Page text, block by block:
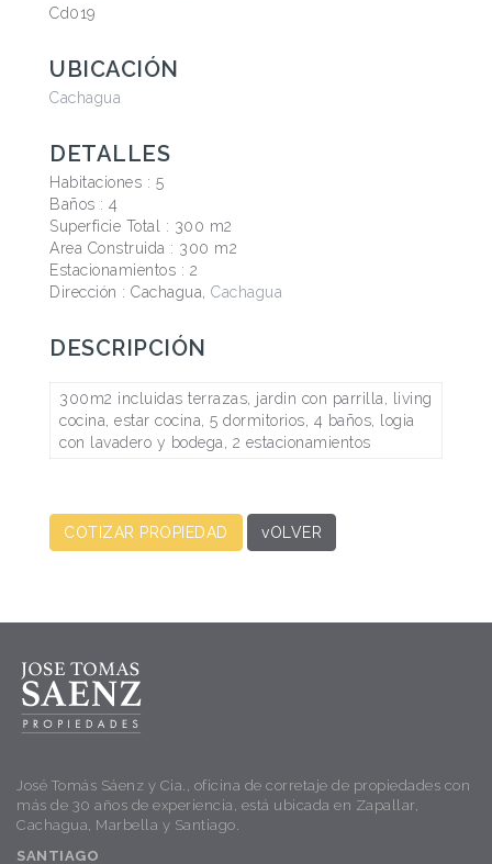
Cd019
UBICACIÓN
Cachagua
DETALLES
Habitaciones : 5
Baños : 4
Superficie Total : 300 m2
Area Construida : 300 m2
Estacionamientos : 2
Dirección : Cachagua, Cachagua
DESCRIPCIÓN
300m2 incluidas terrazas, jardin con parrilla, living
cocina, estar cocina, 5 dormitorios, 4 baños, logia
con lavadero y bodega, 2 estacionamientos
COTIZAR PROPIEDAD vOLVER
José Tomás Sáenz y Cia., oficina de corretaje de propiedades con
más de 30 años de experiencia, está ubicada en Zapallar,
Cachagua, Marbella y Santiago.
SANTIAGO